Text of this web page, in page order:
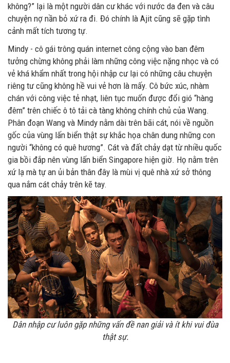
không?” lại là một người dân cư khác với nước da đen và câu
chuyện nợ nần bỏ xứ ra đi. Đó chính là Ajit cũng sẽ gặp tình
cảnh mất tích tương tự.
Mindy - cô gái trông quán internet công cộng vào ban đêm
tưởng chừng không phải làm những công việc nặng nhọc và có
vẻ khá khẩm nhất trong hội nhập cư lại có những câu chuyện
riêng tư cũng không hề vui vẻ hơn là mấy. Cô bức xúc, nhàm
chán với công việc tẻ nhạt, liên tục muốn được đổi gió “hàng
đêm” trên chiếc ô tô tải cà tàng không chính chủ của Wang.
Phân đoạn Wang và Mindy nằm dài trên bãi cát, nói về nguồn
gốc của vùng lấn biển thật sự khắc họa chân dung những con
người “không có quê hương”. Cát và đất chảy dạt từ nhiều quốc
gia bồi đắp nên vùng lấn biển Singapore hiện giờ. Họ nằm trên
xứ lạ mà tự an ủi bản thân đây là mùi vị quê nhà xứ sở thông
qua nắm cát chảy trên kẽ tay.
Dân nhập cư luôn gặp những vấn đề nan giải và ít khi vui đùa
thật sự.